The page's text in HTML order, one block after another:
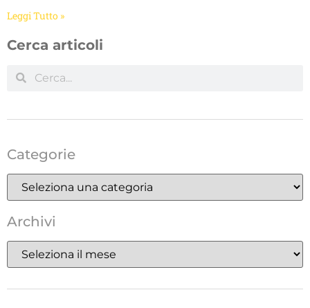
Leggi Tutto »
Cerca articoli
Categorie
Archivi